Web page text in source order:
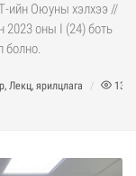
ийн Оюуны хэлхээ //
оны I (24) боть
болно.
Лекц, ярилцлага